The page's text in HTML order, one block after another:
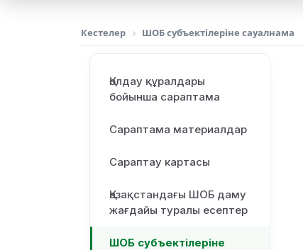
Кестелер ШОБ субъектілеріне сауалнама
Қолдау құралдары
бойынша сараптама
Сараптама материалдар
Сараптау картасы
Қазақстандағы ШОБ даму
жағдайы туралы есептер
ШОБ субъектілеріне